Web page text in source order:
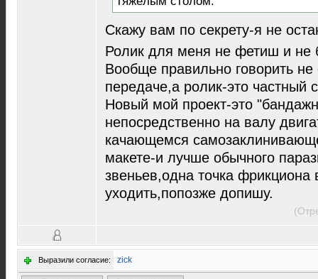
Скажу вам по секрету-я не
Ролик для меня не фетиш и не
Вообще правильно говорить
передаче,а ролик-это частный
Новый мой проект-это
непосредственно на валу
качающемся
макете-и лучше обычного
звеньев,одна точка
уходить,попозже допишу.
Выразили согласие: zick